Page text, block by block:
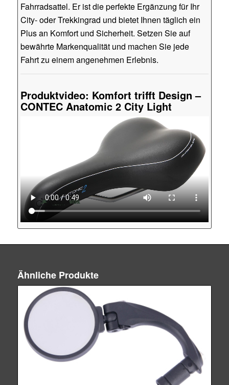
Fahrradsattel. Er ist die perfekte Ergänzung für Ihr
City- oder Trekkingrad und bietet Ihnen täglich ein
Plus an Komfort und Sicherheit. Setzen Sie auf
bewährte Markenqualität und machen Sie jede
Fahrt zu einem angenehmen Erlebnis.
Produktvideo: Komfort trifft Design –
CONTEC Anatomic 2 City Light
Ähnliche Produkte